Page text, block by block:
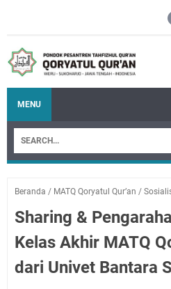
MENU
Beranda / MATQ Qoryatul Qur’an /
Sharing &
Kelas Akhir MATQ
dari Univet Bantara